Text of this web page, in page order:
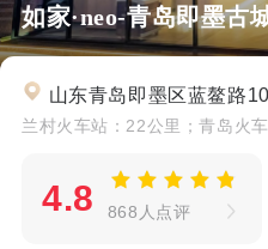
如家·neo-青岛即墨古
山东青岛即墨区蓝鳌路
兰村火车站：22公里；青岛火
4.8 868人点评